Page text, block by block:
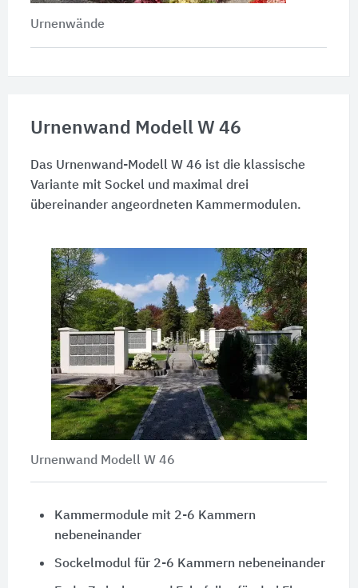
Urnenwände
Urnenwand Modell W 46
Das Urnenwand-Modell W 46 ist die klassische
Variante mit Sockel und maximal drei
übereinander angeordneten Kammermodulen.
Urnenwand Modell W 46
Kammermodule mit 2-6 Kammern
nebeneinander
Sockelmodul für 2-6 Kammern nebeneinander